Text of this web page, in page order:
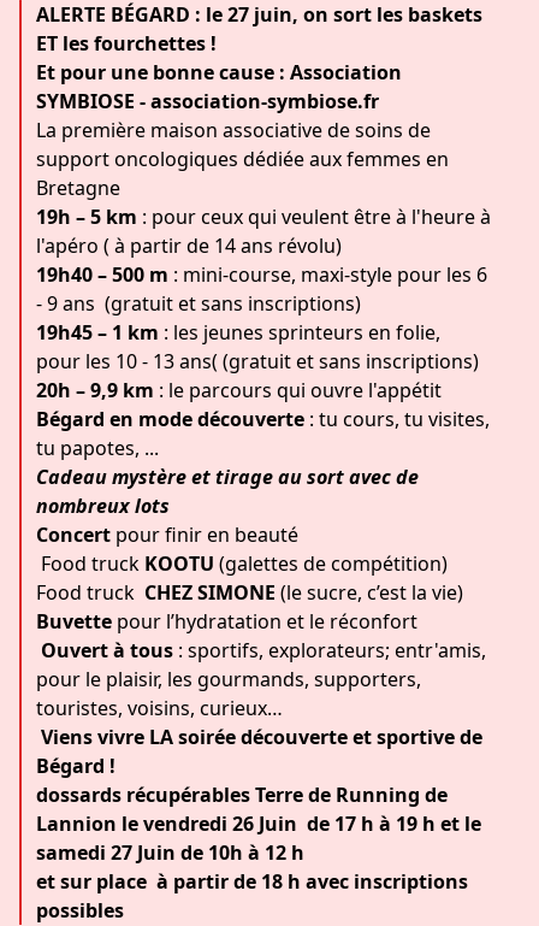
ALERTE BÉGARD : le 27 juin, on sort les baskets
ET les fourchettes !
Et pour une bonne cause : Association
SYMBIOSE - association-symbiose.fr
La première maison associative de soins de
support oncologiques dédiée aux femmes en
Bretagne
19h – 5 km : pour ceux qui veulent être à l'heure à
l'apéro ( à partir de 14 ans révolu)
19h40 – 500 m : mini-course, maxi-style pour les 6
- 9 ans (gratuit et sans inscriptions)
19h45 – 1 km : les jeunes sprinteurs en folie,
pour les 10 - 13 ans( (gratuit et sans inscriptions)
20h – 9,9 km : le parcours qui ouvre l'appétit
Bégard en mode découverte : tu cours, tu visites,
tu papotes, ...
Cadeau mystère et tirage au sort avec de
nombreux lots
Concert pour finir en beauté
️ Food truck KOOTU (galettes de compétition)
Food truck CHEZ SIMONE (le sucre, c’est la vie)
Buvette pour l’hydratation et le réconfort
Ouvert à tous : sportifs, explorateurs; entr'amis,
pour le plaisir, les gourmands, supporters,
touristes, voisins, curieux…
Viens vivre LA soirée découverte et sportive de
Bégard !
dossards récupérables Terre de Running de
Lannion le vendredi 26 Juin de 17 h à 19 h et le
samedi 27 Juin de 10h à 12 h
et sur place à partir de 18 h avec inscriptions
possibles